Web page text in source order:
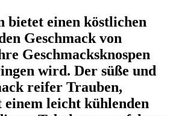
bietet einen köstlichen
Geschmack von
Geschmacksknospen
wird. Der süße und
reifer Trauben,
leicht kühlenden